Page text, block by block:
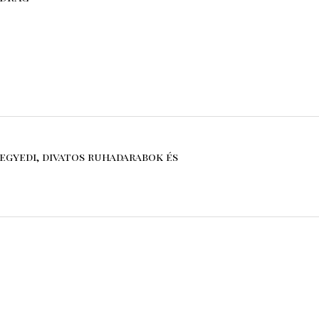
divatos ruhadarabok és